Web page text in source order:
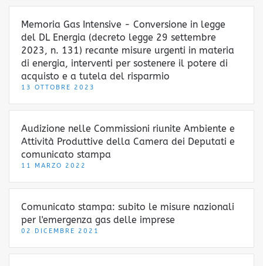
Memoria Gas Intensive - Conversione in legge
del DL Energia (decreto legge 29 settembre
2023, n. 131) recante misure urgenti in materia
di energia, interventi per sostenere il potere di
acquisto e a tutela del risparmio
13 OTTOBRE 2023
Audizione nelle Commissioni riunite Ambiente e
Attività Produttive della Camera dei Deputati e
comunicato stampa
11 MARZO 2022
Comunicato stampa: subito le misure nazionali
per l'emergenza gas delle imprese
02 DICEMBRE 2021